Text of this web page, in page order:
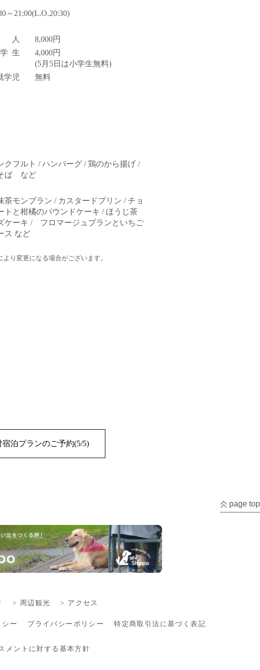
～21:00(L.O.20:30)
人
8,000円
生
4,000円
(5月5日は小学生無料)
学児
無料
クフルト / ハンバーグ / 鶏のから揚げ /
ば など
茶モンブラン / カスタードプリン / チョ
トと柑橘のパウンドケーキ / ほうじ茶
ケーキ / フロマージュブランといちご
ス など
り変更になる場合がございます。
泊プランのご予約(5/5)
page top
周辺観光 アクセス
シー プライバシーポリシー 特定商取引法に基づく表記
メントに対する基本方針